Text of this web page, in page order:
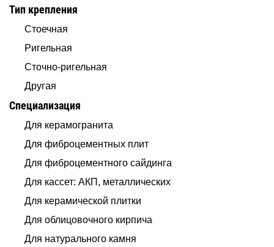
Тип крепления
Стоечная
Ригельная
Сточно-ригельная
Другая
Специализация
Для керамогранита
Для фиброцементных плит
Для фиброцементного сайдинга
Для кассет: АКП, металлических
Для керамической плитки
Для облицовочного кирпича
Для натурального камня